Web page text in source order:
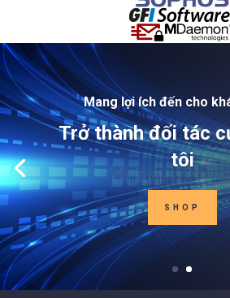
Mang lợi ích đến cho
Trở thành đối tác
tôi
SHOP